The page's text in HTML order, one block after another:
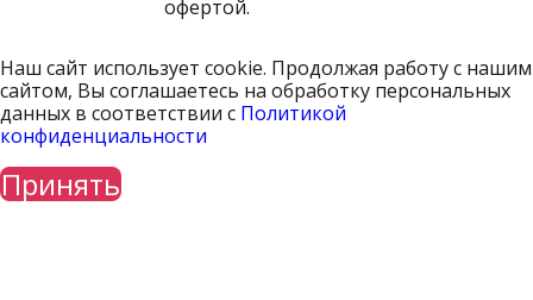
офертой.
Наш сайт использует cookie. Продолжая работу с нашим
сайтом, Вы соглашаетесь на обработку персональных
данных в соответствии с Политикой
конфиденциальности
Принять